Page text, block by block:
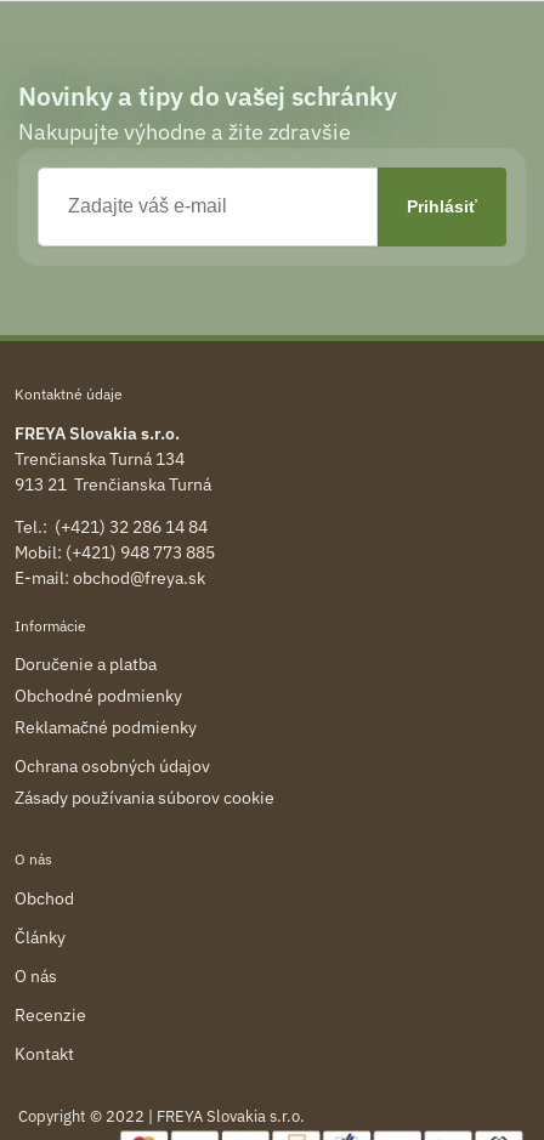
Novinky a tipy do vašej schránky
Nakupujte výhodne a žite zdravšie
Kontaktné údaje
FREYA Slovakia s.r.o.
Trenčianska Turná 134
913 21 Trenčianska Turná
Tel.: (+421) 32 286 14 84
Mobil: (+421) 948 773 885
E-mail: obchod@freya.sk
Informácie
Doručenie a platba
Obchodné podmienky
Reklamačné podmienky
Ochrana osobných údajov
Zásady používania súborov cookie
O nás
Obchod
Články
O nás
Recenzie
Kontakt
Copyright © 2022 | FREYA Slovakia s.r.o.